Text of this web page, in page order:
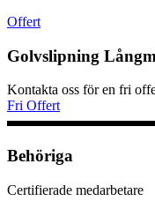
Offert
Golvslipning
Kontakta oss för en fri
Fri Offert
Behöriga
Certifierade medarbetare